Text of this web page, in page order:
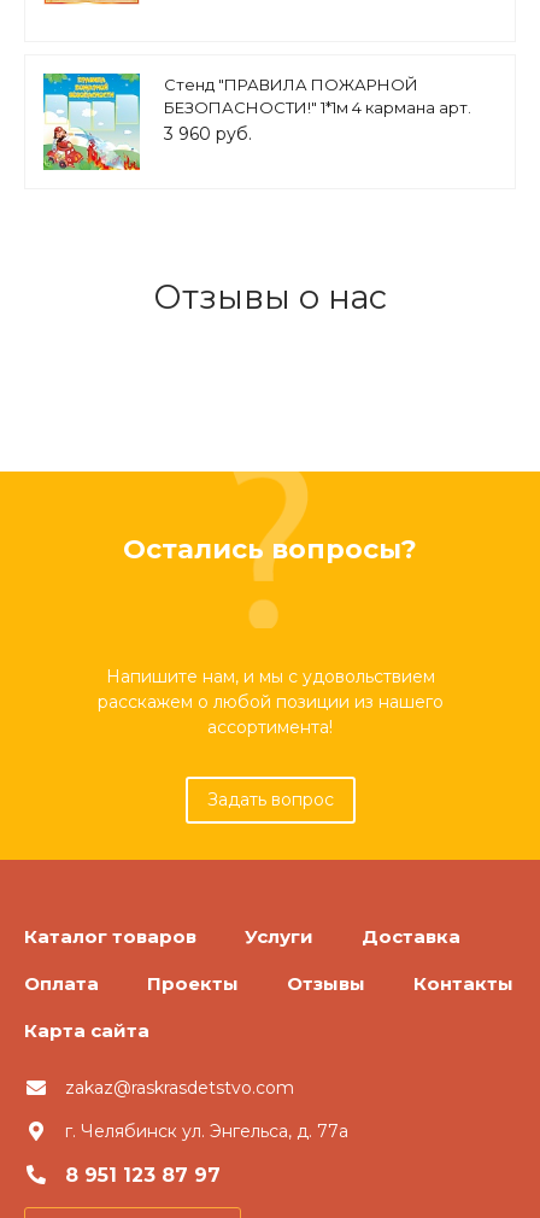
Стенд "ПРАВИЛА ПОЖАРНОЙ
БЕЗОПАСНОСТИ!" 1*1м 4 кармана арт.
4297
3 960 руб.
Отзывы о нас
Остались вопросы?
Напишите нам, и мы с удовольствием
расскажем о любой позиции из нашего
ассортимента!
Задать вопрос
Каталог товаров Услуги Доставка
Оплата Проекты Отзывы Контакты
Карта сайта
zakaz@raskrasdetstvo.com
г. Челябинск ул. Энгельса, д. 77а
8 951 123 87 97